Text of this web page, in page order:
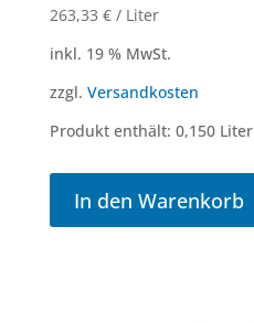
263,33 €/ Liter
inkl. 19 % MwSt.
zzgl. Versandkosten
Produkt enthält: 0,150 Liter
In den Warenkorb